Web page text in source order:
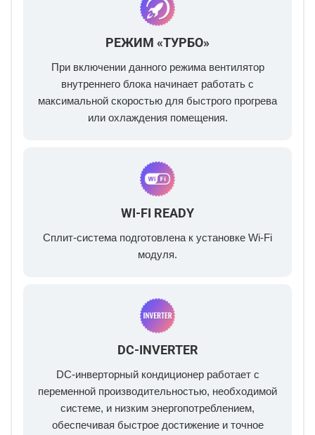
РЕЖИМ «ТУРБО»
При включении данного режима вентилятор
внутреннего блока начинает работать с
максимальной скоростью для быстрого прогрева
или охлаждения помещения.
WI-FI READY
Сплит-система подготовлена к установке Wi-Fi
модуля.
DC-INVERTER
DC-инверторный кондиционер работает с
переменной производительностью, необходимой
системе, и низким энергопотреблением,
обеспечивая быстрое достижение и точное